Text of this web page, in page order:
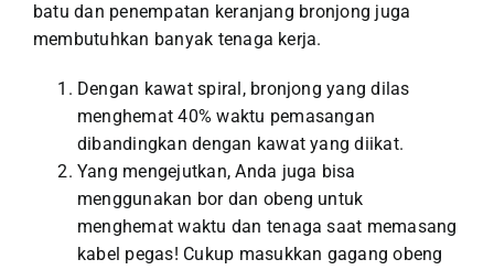
batu dan penempatan keranjang bronjong juga
membutuhkan banyak tenaga kerja.
Dengan kawat spiral, bronjong yang dilas
menghemat 40% waktu pemasangan
dibandingkan dengan kawat yang diikat.
Yang mengejutkan, Anda juga bisa
menggunakan bor dan obeng untuk
menghemat waktu dan tenaga saat memasang
kabel pegas! Cukup masukkan gagang obeng